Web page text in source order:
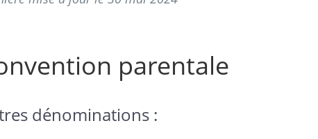
parentale
dénominations :